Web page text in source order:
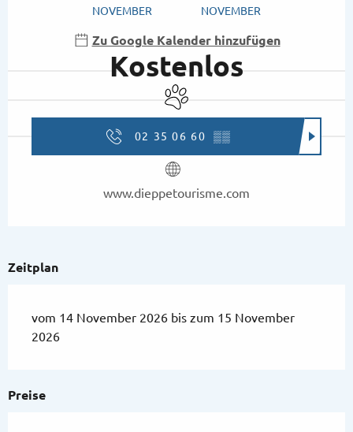
NOVEMBER NOVEMBER
Zu Google Kalender hinzufügen
Kostenlos
Tiere erlaubt
02 35 06 60 ▒▒
www.dieppetourisme.com
Preise
Zeitplan
vom 14 November 2026 bis zum 15 November
2026